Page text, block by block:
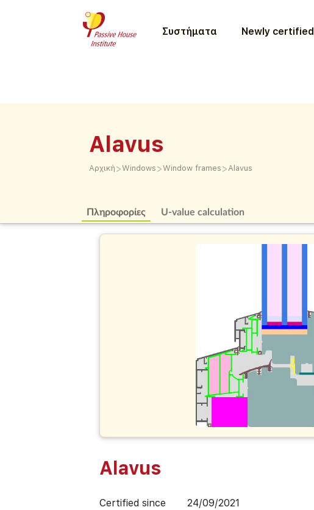
Συστήματα Newly certified
Alavus
Αρχική >Windows >Window frames >Alavus
Πληροφορίες U-value calculation
Alavus
Certified since 24/09/2021